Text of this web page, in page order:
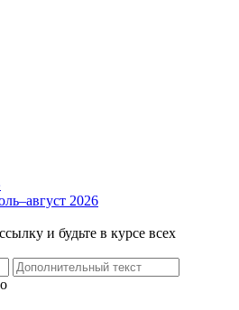
2026
и будьте в курсе всех